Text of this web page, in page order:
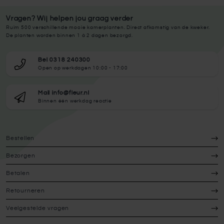
Vragen? Wij helpen jou graag verder
Ruim 500 verschillende mooie kamerplanten. Direct afkomstig van de kweker.
De planten worden binnen 1 à 2 dagen bezorgd.
Bel 0318 240300
Open op werkdagen 10:00 - 17:00
Mail info@fleur.nl
Binnen één werkdag reactie
Bestellen
Bezorgen
Betalen
Retourneren
Veelgestelde vragen